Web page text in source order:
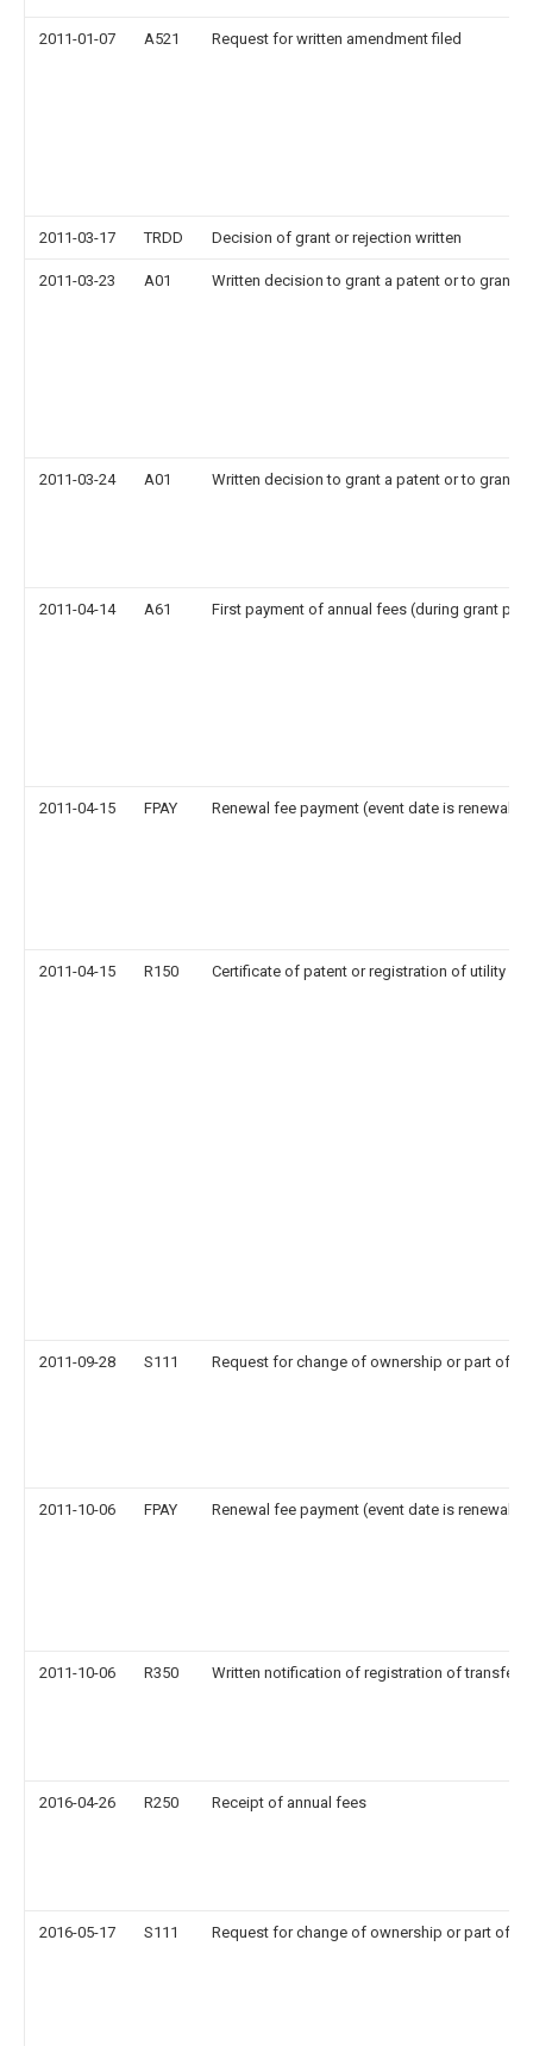
2011-01-07 A521 Request for written amendment filed
2011-03-17 TRDD Decision of grant or rejection written
2011-03-23 A01 Written decision to grant a patent or to grant
2011-03-24 A01 Written decision to grant a patent or to grant
2011-04-14 A61 First payment of annual fees (during grant
2011-04-15 FPAY Renewal fee payment (event date is renewal
2011-04-15 R150 Certificate of patent or registration of utility
2011-09-28 S111 Request for change of ownership or part of
2011-10-06 FPAY Renewal fee payment (event date is renewal
2011-10-06 R350 Written notification of registration of transfer
2016-04-26 R250 Receipt of annual fees
2016-05-17 S111 Request for change of ownership or part of